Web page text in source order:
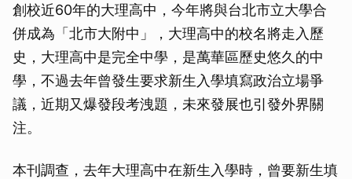
創校近60年的大理高中，今年將與台北市立大學合
併成為「北市大附中」，大理高中的校名將走入歷
史，大理高中是完全中學，是萬華區歷史悠久的中
學，不過去年曾發生要求新生入學填寫政治立場爭
議，近期又爆發段考洩題，未來發展也引發外界關
注。
本刊調查，去年大理高中在新生入學時，曾要新生填